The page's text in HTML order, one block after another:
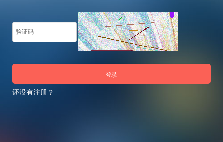
登录
还没有注册？